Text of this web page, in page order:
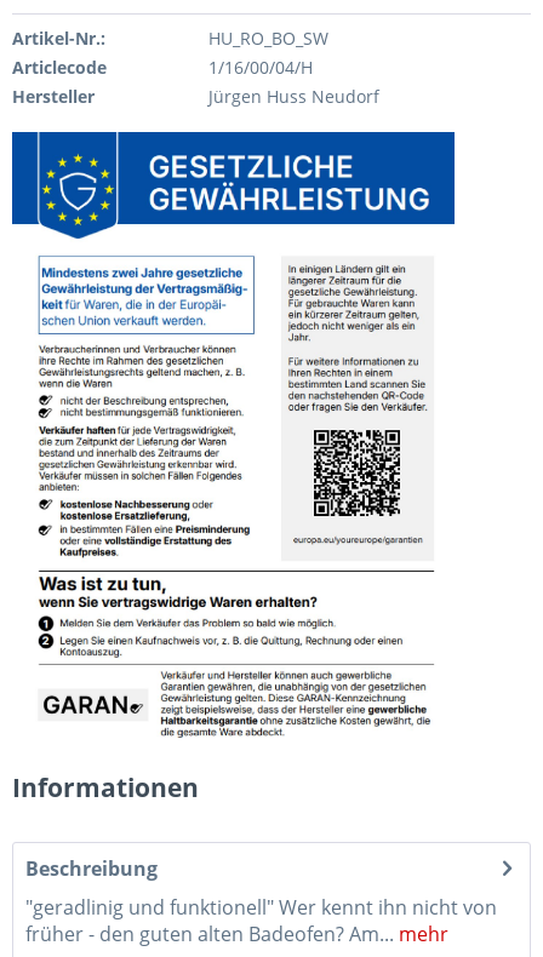
Artikel-Nr.:
HU_RO_BO_SW
Articlecode
1/16/00/04/H
Hersteller
Jürgen Huss Neudorf
Informationen
Beschreibung
"geradlinig und funktionell" Wer kennt ihn nicht von
früher - den guten alten Badeofen? Am... mehr